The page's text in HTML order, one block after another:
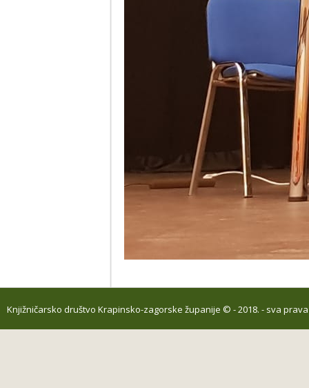
Knjižničarsko društvo Krapinsko-zagorske županije © - 2018. - sva